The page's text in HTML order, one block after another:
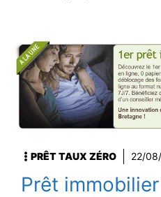
PRÊT TAUX ZÉRO 22/
Prêt